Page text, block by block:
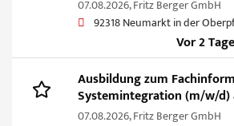
07.08.2026,Fritz Berger GmbH
92318 Neumarkt in der
Vor 2
Ausbildung zum
Systemintegration (m/w/d)
07.08.2026,Fritz Berger GmbH